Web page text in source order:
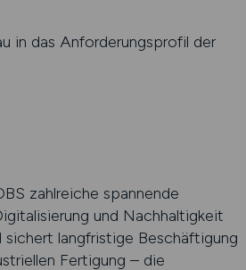
in das Anforderungsprofil der
zahlreiche spannende
und Nachhaltigkeit
langfristige Beschäftigung
Fertigung – die